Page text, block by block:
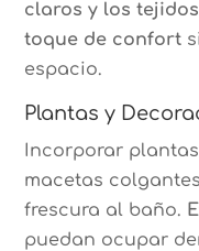
claros y los
toque de confort
espacio.
Plantas y
Incorporar
macetas
frescura al baño.
puedan ocupar